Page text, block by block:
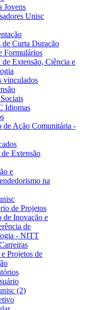
Jovens
Unisc
de Curta Duração
Formulários
de Extensão, Ciência e
vinculados
Idiomas
de Ação Comunitária -
Extensão
e
na
de Projetos
de Inovação e
de
- NITT
Projetos de
(2)